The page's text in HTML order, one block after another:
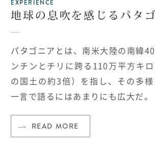
EXPERIENCE
地球の息吹を感じるパタ
パタゴニアとは、南米大陸の南緯
ンチンとチリに跨る110万平方キ
の国土の約3倍）を指し、その多
一言で語るにはあまりにも広大だ。
READ MORE